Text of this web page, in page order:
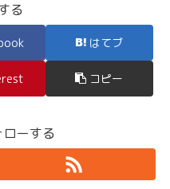
る
はてブ
コピー
ーする